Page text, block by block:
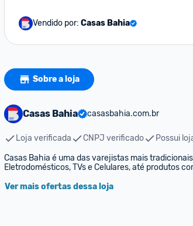
Vendido por: Casas Bahia
Sobre a loja
Casas Bahia casasbahia.com.br
Loja verificada CNPJ verificado
Possui
Casas Bahia é uma das varejistas mais
Eletrodomésticos, TVs e Celulares, até produtos
Ver mais ofertas dessa loja